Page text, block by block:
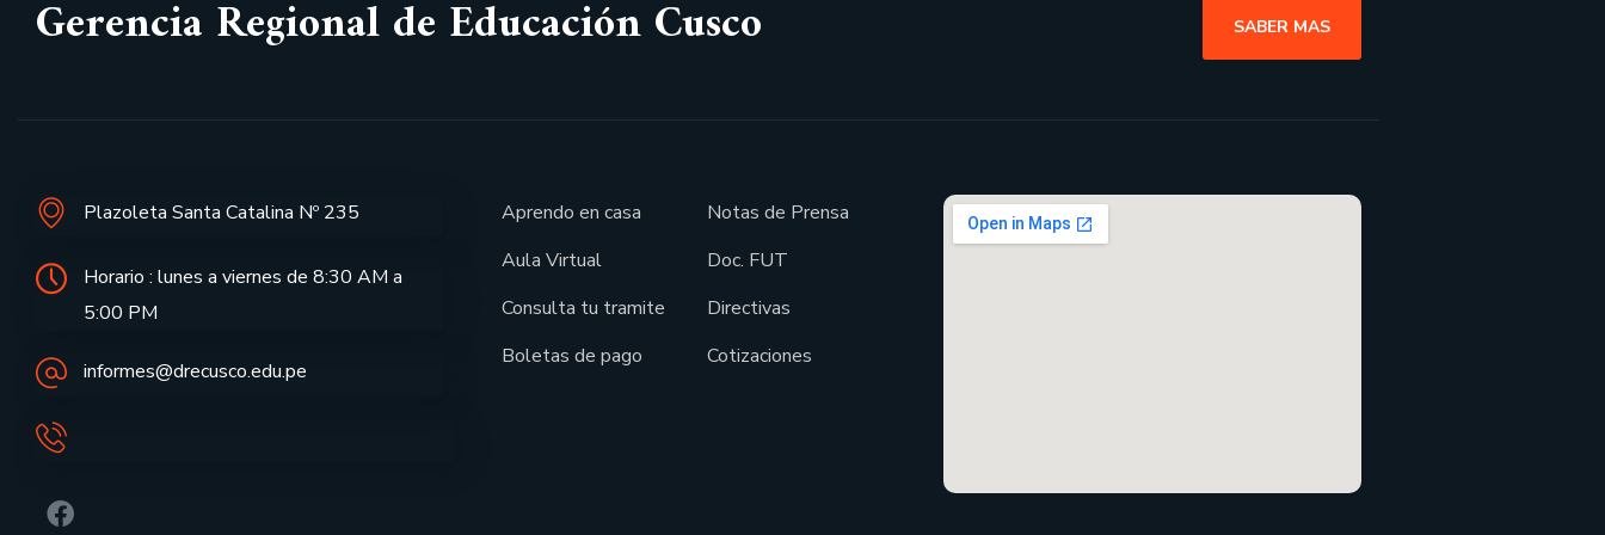
Gerencia Regional de Educación Cusco SABER MAS
Plazoleta Santa Catalina Nº 235
Horario : lunes a viernes de 8:30 AM a
5:00 PM
informes@drecusco.edu.pe
Aprendo en casa
Aula Virtual
Consulta tu tramite
Boletas de pago
Notas de Prensa
Doc. FUT
Directivas
Cotizaciones